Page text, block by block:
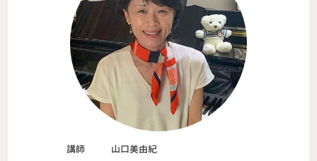
講師
山口美由紀